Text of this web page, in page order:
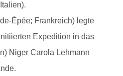
Épée; Frankreich) legte
Expedition in das
Niger Carola Lehmann